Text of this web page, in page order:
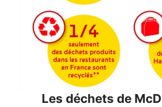
Les déchets de